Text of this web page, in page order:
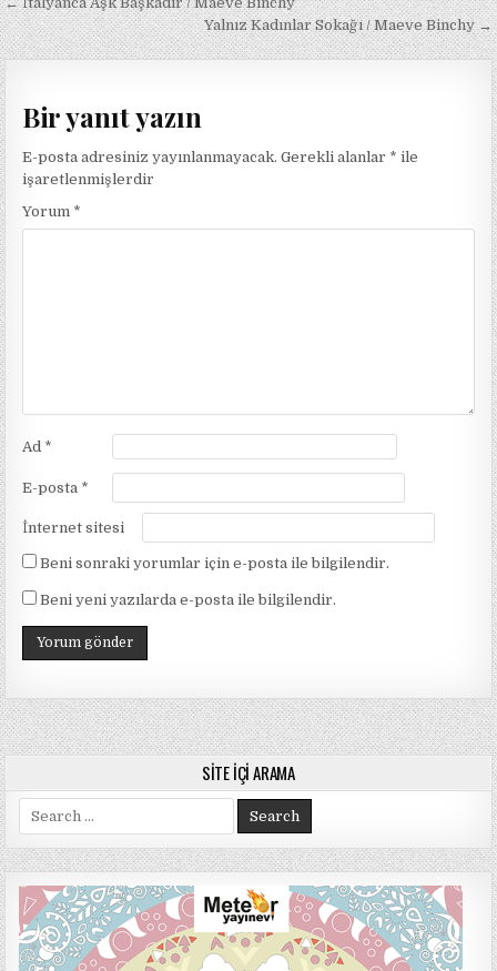
gezinmesi
Yalnız Kadınlar Sokağı / Maeve Binchy →
Bir yanıt yazın
E-posta adresiniz yayınlanmayacak. Gerekli alanlar * ile
işaretlenmişlerdir
Yorum *
Ad *
E-posta *
İnternet sitesi
Beni sonraki yorumlar için e-posta ile bilgilendir.
Beni yeni yazılarda e-posta ile bilgilendir.
SITE İÇI ARAMA
Search
for: